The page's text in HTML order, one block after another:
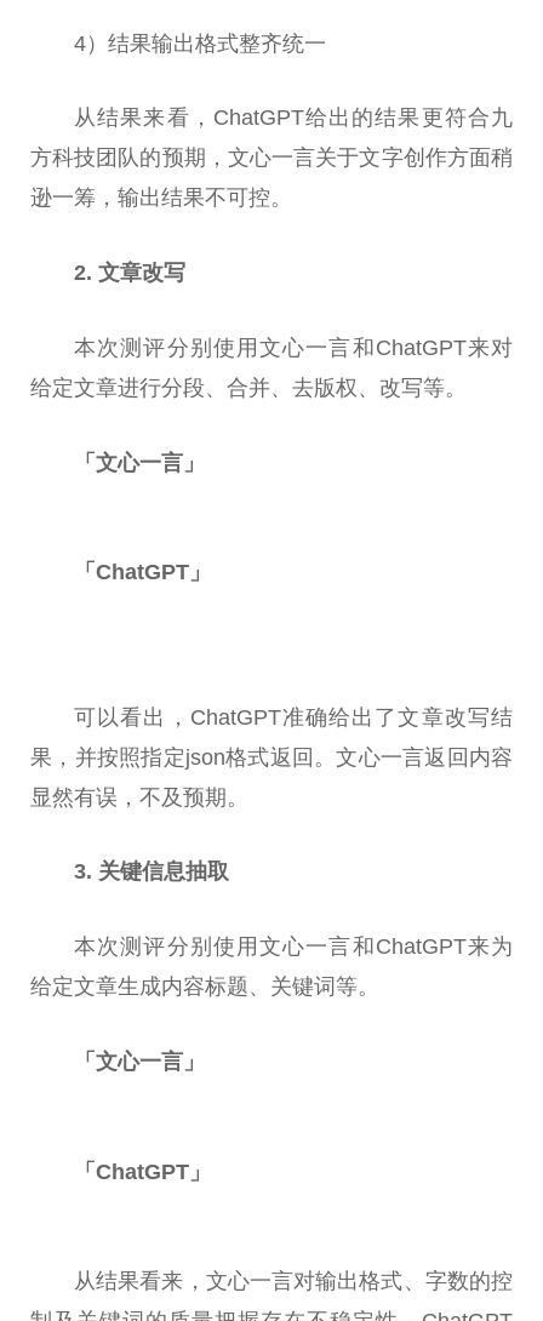
4）结果输出格式整齐统一
从结果来看，ChatGPT给出的结果更符合九
方科技团队的预期，文心一言关于文字创作方面稍
逊一筹，输出结果不可控。
2. 文章改写
本次测评分别使用文心一言和ChatGPT来对
给定文章进行分段、合并、去版权、改写等。
「文心一言」
「ChatGPT」
可以看出，ChatGPT准确给出了文章改写结
果，并按照指定json格式返回。文心一言返回内容
显然有误，不及预期。
3. 关键信息抽取
本次测评分别使用文心一言和ChatGPT来为
给定文章生成内容标题、关键词等。
「文心一言」
「ChatGPT」
从结果看来，文心一言对输出格式、字数的控